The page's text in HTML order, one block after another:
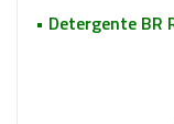
• Detergente BR